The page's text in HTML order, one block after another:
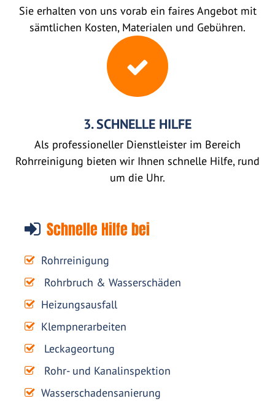
Sie erhalten von uns vorab ein faires Angebot mit
sämtlichen Kosten, Materialen und Gebühren.
3. SCHNELLE HILFE
Als professioneller Dienstleister im Bereich
Rohrreinigung bieten wir Ihnen schnelle Hilfe, rund
um die Uhr.
Schnelle Hilfe bei
Rohrreinigung
Rohrbruch & Wasserschäden
Heizungsausfall
Klempnerarbeiten
Leckageortung
Rohr- und Kanalinspektion
Wasserschadensanierung